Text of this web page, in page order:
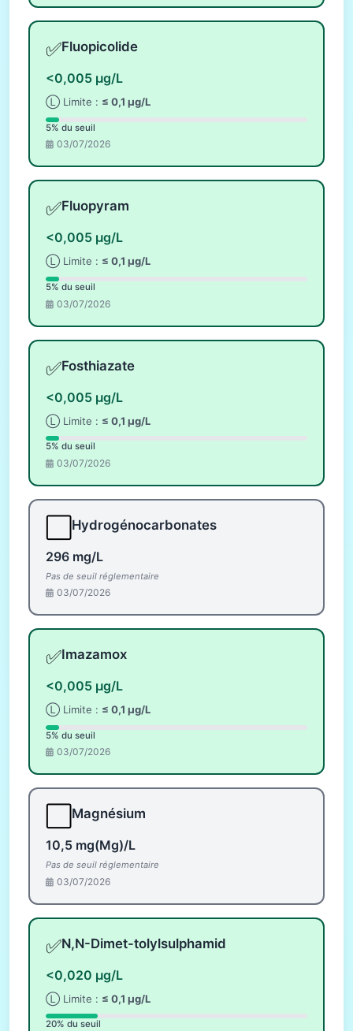
✅Fluopicolide
<0,005 µg/L
Ⓛ Limite : ≤ 0,1 µg/L
5% du seuil
03/07/2026
✅Fluopyram
<0,005 µg/L
Ⓛ Limite : ≤ 0,1 µg/L
5% du seuil
03/07/2026
✅Fosthiazate
<0,005 µg/L
Ⓛ Limite : ≤ 0,1 µg/L
5% du seuil
03/07/2026
Hydrogénocarbonates
296 mg/L
Pas de seuil réglementaire
03/07/2026
✅Imazamox
<0,005 µg/L
Ⓛ Limite : ≤ 0,1 µg/L
5% du seuil
03/07/2026
Magnésium
10,5 mg(Mg)/L
Pas de seuil réglementaire
03/07/2026
✅N,N-Dimet-tolylsulphamid
<0,020 µg/L
Ⓛ Limite : ≤ 0,1 µg/L
20% du seuil